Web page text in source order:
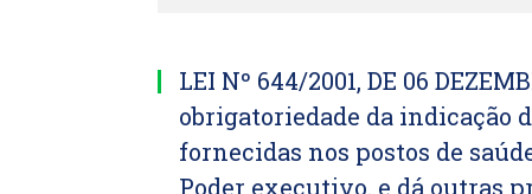
LEI Nº 644/2001, DE 06
obrigatoriedade da indicação
fornecidas nos postos de
Poder executivo, e dá outras